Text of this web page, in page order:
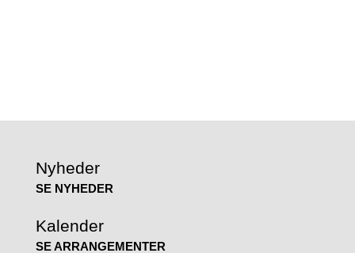
Nyheder
SE NYHEDER
Kalender
SE ARRANGEMENTER